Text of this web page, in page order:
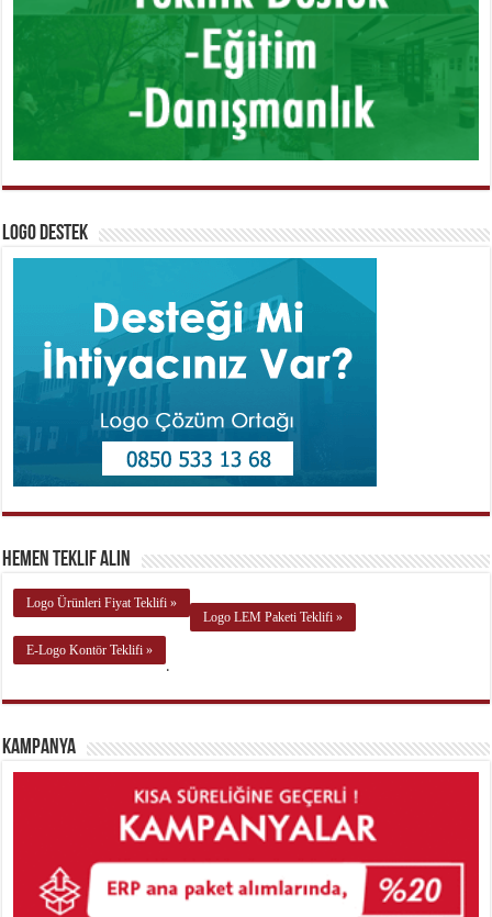
Logo Destek
Hemen Teklif Alın
Logo Ürünleri Fiyat Teklifi »
Logo LEM Paketi Teklifi »
E-Logo Kontör Teklifi »
.
Kampanya